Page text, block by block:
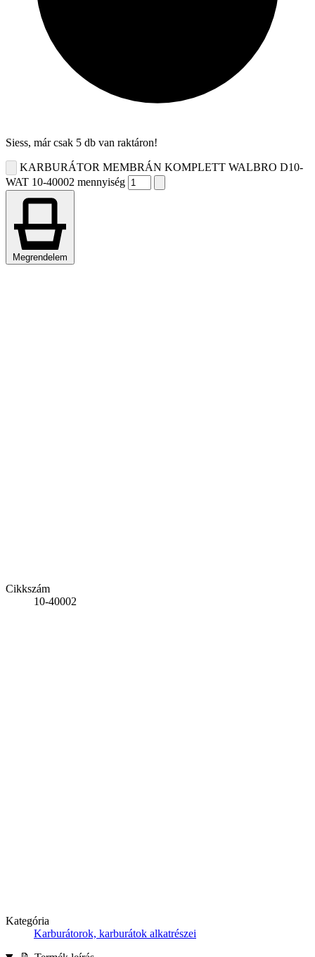
Siess, már csak 5 db van raktáron!
KARBURÁTOR MEMBRÁN KOMPLETT WALBRO D10-
WAT 10-40002 mennyiség
Megrendelem
Cikkszám
10-40002
Kategória
Karburátorok, karburátok alkatrészei